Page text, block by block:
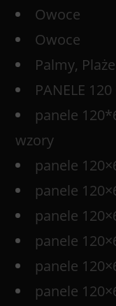
Owoce
Owoce
Palmy, Plaże
PANELE
panele
wzory
panele
panele
panele
panele
panele
panele